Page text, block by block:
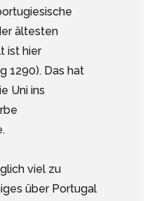
ältesten
ist hier
1290). Das hat
Uni ins
viel zu
über Portugal